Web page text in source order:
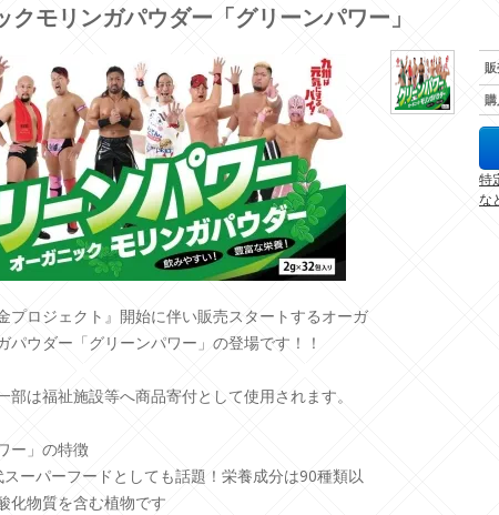
クモリンガパウダー「グリーンパワー」
特
な
プロジェクト』開始に伴い販売スタートするオーガ
パウダー「グリーンパワー」の登場です！！
は福祉施設等へ商品寄付として使用されます。
ー」の特徴
ーパーフードとしても話題！栄養成分は90種類以
化物質を含む植物です